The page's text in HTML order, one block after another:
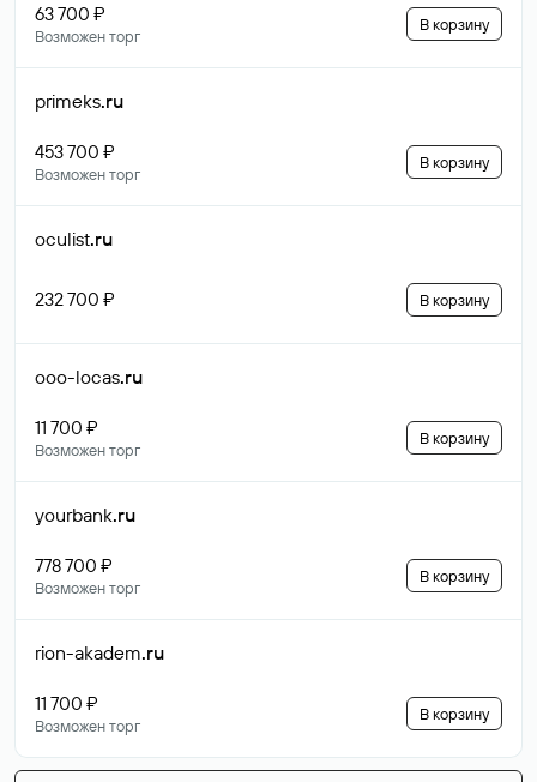
63 700 ₽
Возможен торг
В корзину
primeks.ru
453 700 ₽
Возможен торг
В корзину
oculist.ru
232 700 ₽ В корзину
ooo-locas.ru
11 700 ₽
Возможен торг
В корзину
yourbank.ru
778 700 ₽
Возможен торг
В корзину
rion-akadem.ru
11 700 ₽
Возможен торг
В корзину